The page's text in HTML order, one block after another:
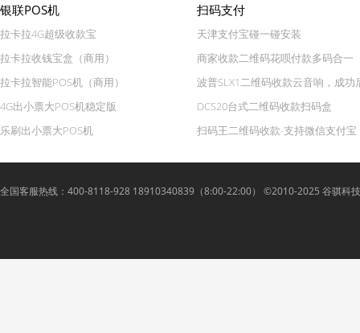
银联POS机
拉卡拉4G超级收款宝
拉卡拉收钱宝盒（商用）
拉卡拉智能POS机（商用）
4G出小票大POS机稳定版
乐刷出小票大POS机
扫码支付
天津支付宝碰一碰安装
商家收款二维码花呗付款多码合一
波普SLX1二维码收款云音响，成功
DCS20台式二维码收款扫码盒
扫码王二维码收款-支持微信支付宝
全国客服热线：400-8118-928 18910340839（8:00-22:00） ©2010-2025 谷骐科